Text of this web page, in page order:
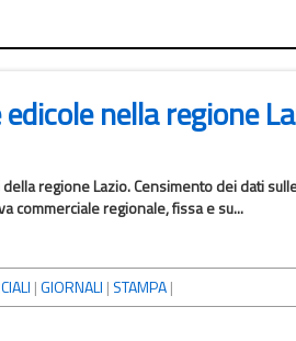
nella regione
regione Lazio. Censimento dei dati
commerciale regionale, fissa e su...
|GIORNALI | STAMPA |